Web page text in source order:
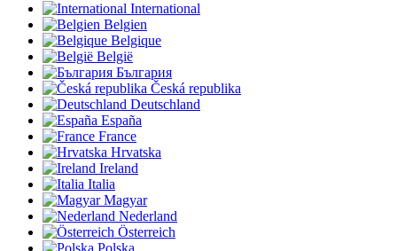
International
Belgien
Belgique
België
България
Česká republika
Deutschland
España
France
Hrvatska
Ireland
Italia
Magyar
Nederland
Österreich
Polska